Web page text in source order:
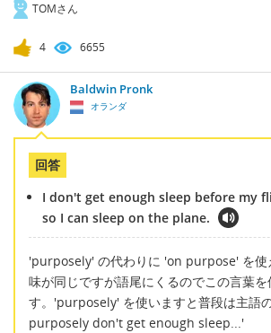
TOMさん
4 6655
Baldwin Pronk
オランダ
回答
I don't get enough sleep before my
so I can sleep on the plane.
'purposely' の代わりに 'on purpose' を使
味が同じですが語尾にくるのでこの言葉
す。'purposely' を使いますと普段は主語
purposely don't get enough sleep...'